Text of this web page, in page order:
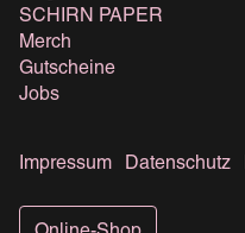
SCHIRN PAPER
Merch
Gutscheine
Jobs
Impressum Datenschutz